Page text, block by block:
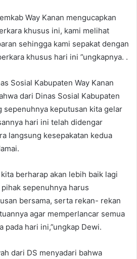
Way Kanan mengucapkan
khusus ini, kami melihat
sehingga kami sepakat dengan
khusus hari ini ”ungkapnya. .
Sosial Kabupaten Way Kanan
dari Dinas Sosial Kabupaten
sepenuhnya keputusan kita gelar
hari ini telah didengar
langsung kesepakatan kedua
berharap akan lebih baik lagi
sepenuhnya harus
bersama, serta rekan- rekan
agar memperlancar semua
pada hari ini,”ungkap Dewi.
dari DS menyadari bahwa